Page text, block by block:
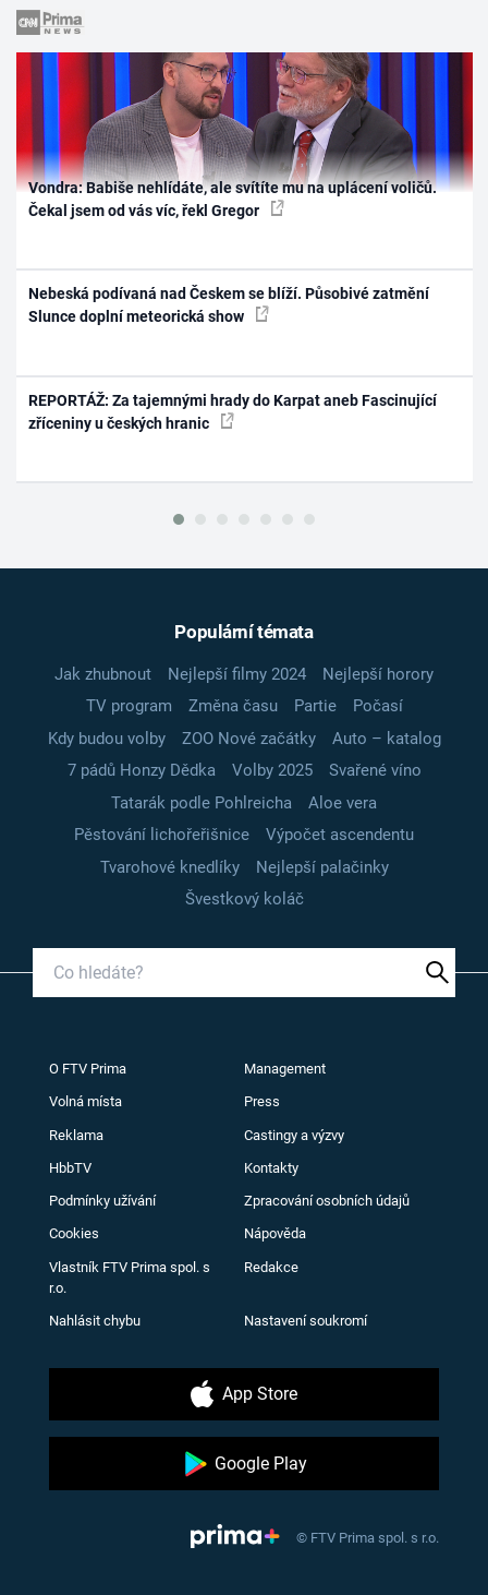
Vondra: Babiše nehlídáte, ale svítíte mu na uplácení voličů.
Čekal jsem od vás víc, řekl Gregor
Nebeská podívaná nad Českem se blíží. Působivé zatmění
Slunce doplní meteorická show
REPORTÁŽ: Za tajemnými hrady do Karpat aneb Fascinující
zříceniny u českých hranic
Populární témata
Jak zhubnout Nejlepší filmy 2024
Nejlepší horory
TV program
Změna času Partie
Počasí
Kdy budou volby
ZOO Nové začátky
Auto – katalog
7 pádů Honzy Dědka
Volby 2025
Svařené víno
Tatarák podle Pohlreicha
Aloe vera
Pěstování lichořeřišnice
Výpočet ascendentu
Tvarohové knedlíky
Nejlepší palačinky
Švestkový koláč
O FTV Prima Management
Volná místa Press
Reklama Castingy a výzvy
HbbTV Kontakty
Podmínky užívání Zpracování osobních údajů
Cookies Nápověda
Vlastník FTV Prima spol. s
r.o.
Redakce
Nahlásit chybu Nastavení soukromí
App Store
Google Play
© FTV Prima spol. s r.o.